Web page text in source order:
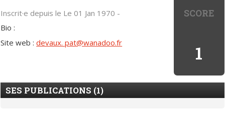
SCORE
1
Inscrit·e depuis le Le 01 Jan 1970 -
Bio :
Site web :devaux. pat@wanadoo.fr
SES PUBLICATIONS (1)